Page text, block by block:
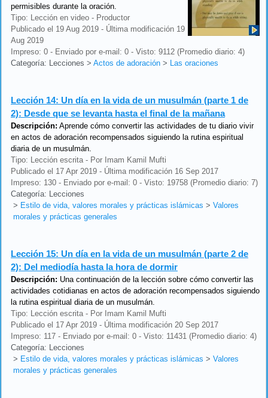
permisibles durante la oración.
Tipo: Lección en video - Productor
Publicado el 19 Aug 2019 - Última modificación 19
Aug 2019
Impreso: 0 - Enviado por e-mail: 0 - Visto: 9112 (Promedio diario: 4)
Categoría: Lecciones > Actos de adoración > Las oraciones
Lección 14: Un día en la vida de un musulmán (parte 1 de
2): Desde que se levanta hasta el final de la mañana
Descripción: Aprende cómo convertir las actividades de tu diario vivir
en actos de adoración recompensados siguiendo la rutina espiritual
diaria de un musulmán.
Tipo: Lección escrita - Por Imam Kamil Mufti
Publicado el 17 Apr 2019 - Última modificación 16 Sep 2017
Impreso: 130 - Enviado por e-mail: 0 - Visto: 19758 (Promedio diario: 7)
Categoría: Lecciones
> Estilo de vida, valores morales y prácticas islámicas > Valores
morales y prácticas generales
Lección 15: Un día en la vida de un musulmán (parte 2 de
2): Del mediodía hasta la hora de dormir
Descripción: Una continuación de la lección sobre cómo convertir las
actividades cotidianas en actos de adoración recompensados siguiendo
la rutina espiritual diaria de un musulmán.
Tipo: Lección escrita - Por Imam Kamil Mufti
Publicado el 17 Apr 2019 - Última modificación 20 Sep 2017
Impreso: 117 - Enviado por e-mail: 0 - Visto: 11431 (Promedio diario: 4)
Categoría: Lecciones
> Estilo de vida, valores morales y prácticas islámicas > Valores
morales y prácticas generales